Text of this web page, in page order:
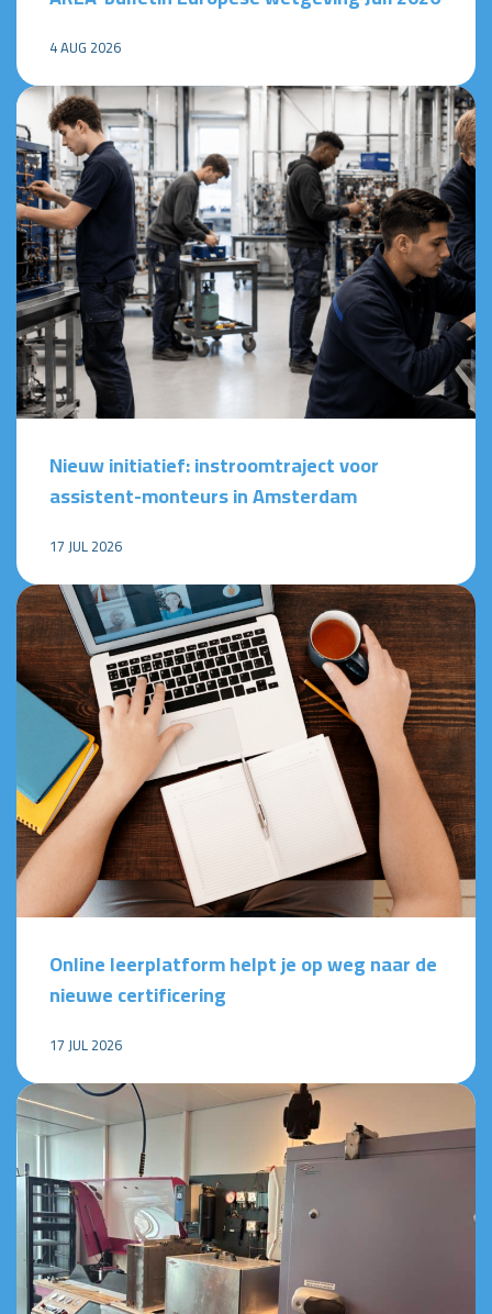
4 AUG 2026
Nieuw initiatief: instroomtraject voor
assistent-monteurs in Amsterdam
17 JUL 2026
Online leerplatform helpt je op weg naar de
nieuwe certificering
17 JUL 2026